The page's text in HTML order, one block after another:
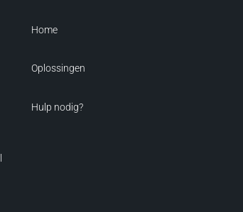
Home
Oplossingen
Hulp nodig?